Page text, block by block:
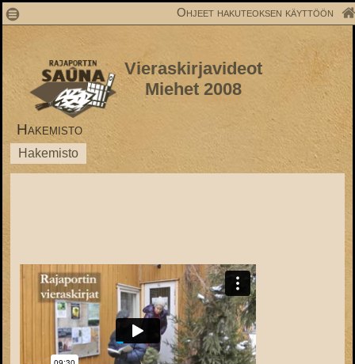
1 Ohjeet hakuteoksen käyttöön
Vieraskirjavideot
Miehet 2008
Hakemisto
Hakemisto